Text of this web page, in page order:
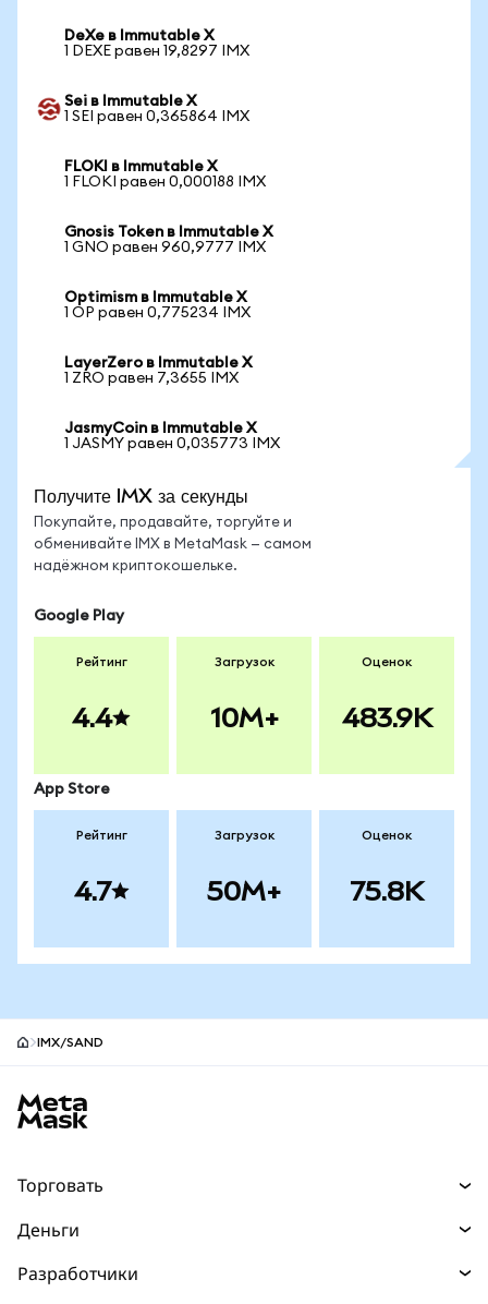
DeXe в Immutable X
1 DEXE равен 19,8297 IMX
Sei в Immutable X
1 SEI равен 0,365864 IMX
FLOKI в Immutable X
1 FLOKI равен 0,000188 IMX
Gnosis Token в Immutable X
1 GNO равен 960,9777 IMX
Optimism в Immutable X
1 OP равен 0,775234 IMX
LayerZero в Immutable X
1 ZRO равен 7,3655 IMX
JasmyCoin в Immutable X
1 JASMY равен 0,035773 IMX
Получите IMX за секунды
Покупайте, продавайте, торгуйте и
обменивайте IMX в MetaMask — самом
надёжном криптокошельке.
Google Play
Рейтинг
4.4
Загрузок
10M+
Оценок
483.9K
App Store
Рейтинг
4.7
Загрузок
50M+
Оценок
75.8K
IMX/SAND
Торговать
Прогнозы
Деньги
Разработчики